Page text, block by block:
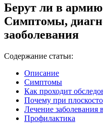
Берут ли в
Симптомы,
заоболевания
Содержание статьи:
Описание
Симптомы
Как проходит
Почему при
Лечение заболевания
Профилактика